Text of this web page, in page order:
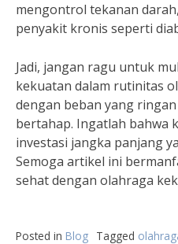
mengontrol tekanan
penyakit kronis seperti
Jadi, jangan ragu untuk
kekuatan dalam rutinitas
dengan beban yang
bertahap. Ingatlah bahwa
investasi jangka panjang
Semoga artikel ini
sehat dengan olahraga
Posted in Blog Tagged